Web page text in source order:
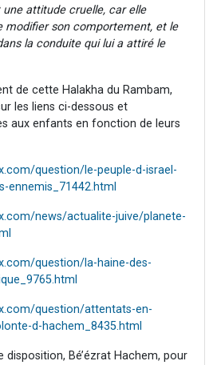
attitude cruelle, car elle
modifier son comportement, et le
la conduite qui lui a attiré le
de cette Halakha du Rambam,
les liens ci-dessous et
aux enfants en fonction de leurs
question/le-peuple-d-israel-
ennemis_71442.html
news/actualite-juive/planete-
question/la-haine-des-
question/attentats-en-
d-hachem_8435.html
Bé’ézrat Hachem, pour